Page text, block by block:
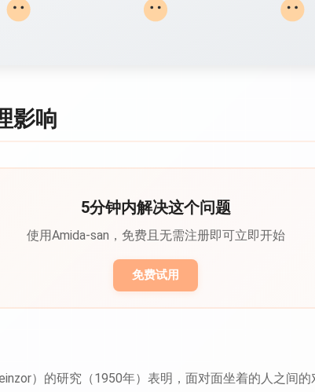
影响
5分钟内解决这个问题
使用Amida-san，免费且无需注册即可立即开始
免费试用
）的研究（1950年）表明，面对面坐着的人之间